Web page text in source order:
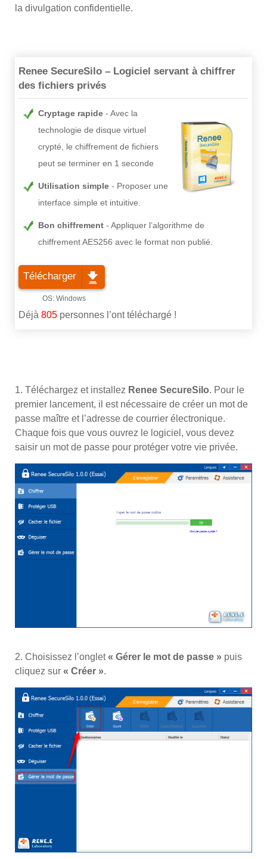
la divulgation confidentielle.
Renee SecureSilo – Logiciel servant à chiffrer
des fichiers privés
Cryptage rapide
Avec la
technologie de disque virtuel
crypté, le chiffrement de fichiers
peut se terminer en 1 seconde
Utilisation simple
Proposer une
interface simple et intuitive.
Bon chiffrement
Appliquer l’algorithme de
chiffrement AES256 avec le format non publié.
Télécharger
Déjà 805 personnes l’ont téléchargé !
1. Téléchargez et installez Renee SecureSilo. Pour le
premier lancement, il est nécessaire de créer un mot de
passe maître et l’adresse de courrier électronique.
Chaque fois que vous ouvrez le logiciel, vous devez
saisir un mot de passe pour protéger votre vie privée.
2. Choisissez l’onglet« Gérer le mot de passe » puis
cliquez sur « Créer ».